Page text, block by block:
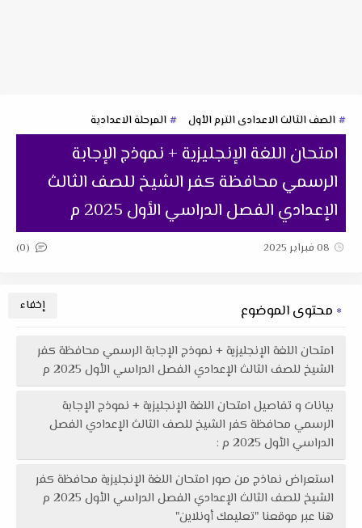
الصف الثالث الاعدادى الترم الأول المرحلة الاعدادية
امتحان اللغة الإنجليزية + نموذج الإجابة
الرسمي محافظة كفر الشيخ للصف الثالث
الإعدادي الفصل الدراسي الأول 2025 م
08 فبراير 2025 (0)
محتوى الموضوع
امتحان اللغة الإنجليزية + نموذج الإجابة الرسمي محافظة كفر
الشيخ للصف الثالث الإعدادي الفصل الدراسي الأول 2025 م
بيانات و تفاصيل امتحان اللغة الإنجليزية + نموذج الإجابة
الرسمي محافظة كفر الشيخ للصف الثالث الإعدادي الفصل
الدراسي الأول 2025 م :
استعراض نماذج من صور امتحان اللغة الإنجليزية محافظة كفر
الشيخ للصف الثالث الإعدادي الفصل الدراسي الأول 2025 م
هنا عبر موقعنا "تعليمك أونلاين"